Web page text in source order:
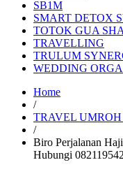
SB1M
SMART DETOX
TOTOK GUA SHA
TRAVELLING
TRULUM
WEDDING
Home
/
TRAVEL
/
Biro Perjalanan
Hubungi